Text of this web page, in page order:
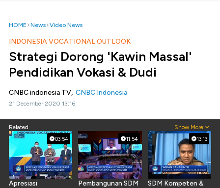
HOME News Video News
INDONESIA VOCATIONAL OUTLOOK
Strategi Dorong 'Kawin Massal'
Pendidikan Vokasi & Dudi
CNBC indonesia TV, CNBC Indonesia
21 December 2020 13:16
Related Show More
03:54
Apresiasi
11:54
Pembangunan SDM
13:13
SDM Kompeten &